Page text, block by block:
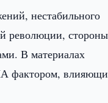
нестабильного
революции, стороны
В материалах
фактором,